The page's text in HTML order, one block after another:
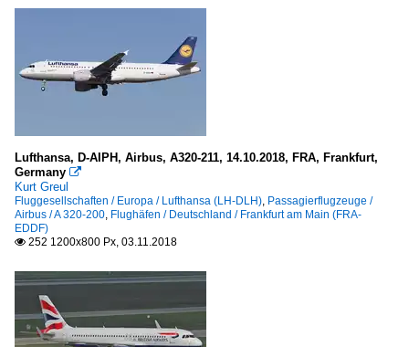
Lufthansa, D-AIPH, Airbus, A320-211, 14.10.2018, FRA, Frankfurt,
Germany 
Kurt Greul
Fluggesellschaften / Europa / Lufthansa (LH-DLH), Passagierflugzeuge /
Airbus / A 320-200, Flughäfen / Deutschland / Frankfurt am Main (FRA-
EDDF)
 252 1200x800 Px, 03.11.2018